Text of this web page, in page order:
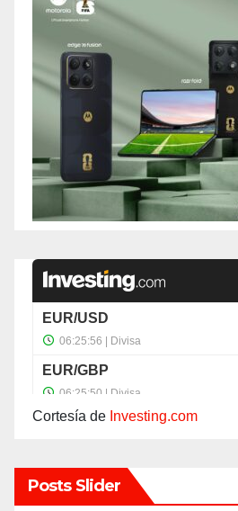
Cortesía de Investing.com
Posts Slider